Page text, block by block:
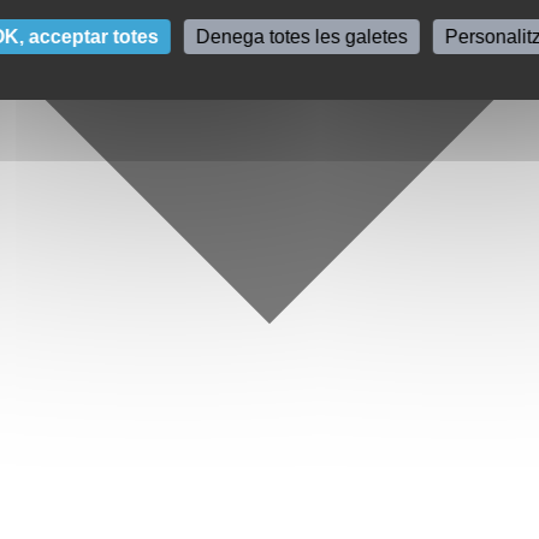
acceptar totes Denega totes les galetes